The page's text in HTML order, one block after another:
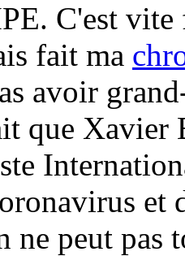
C'est vite
fait ma
avoir
que Xavier
et
ne peut pas